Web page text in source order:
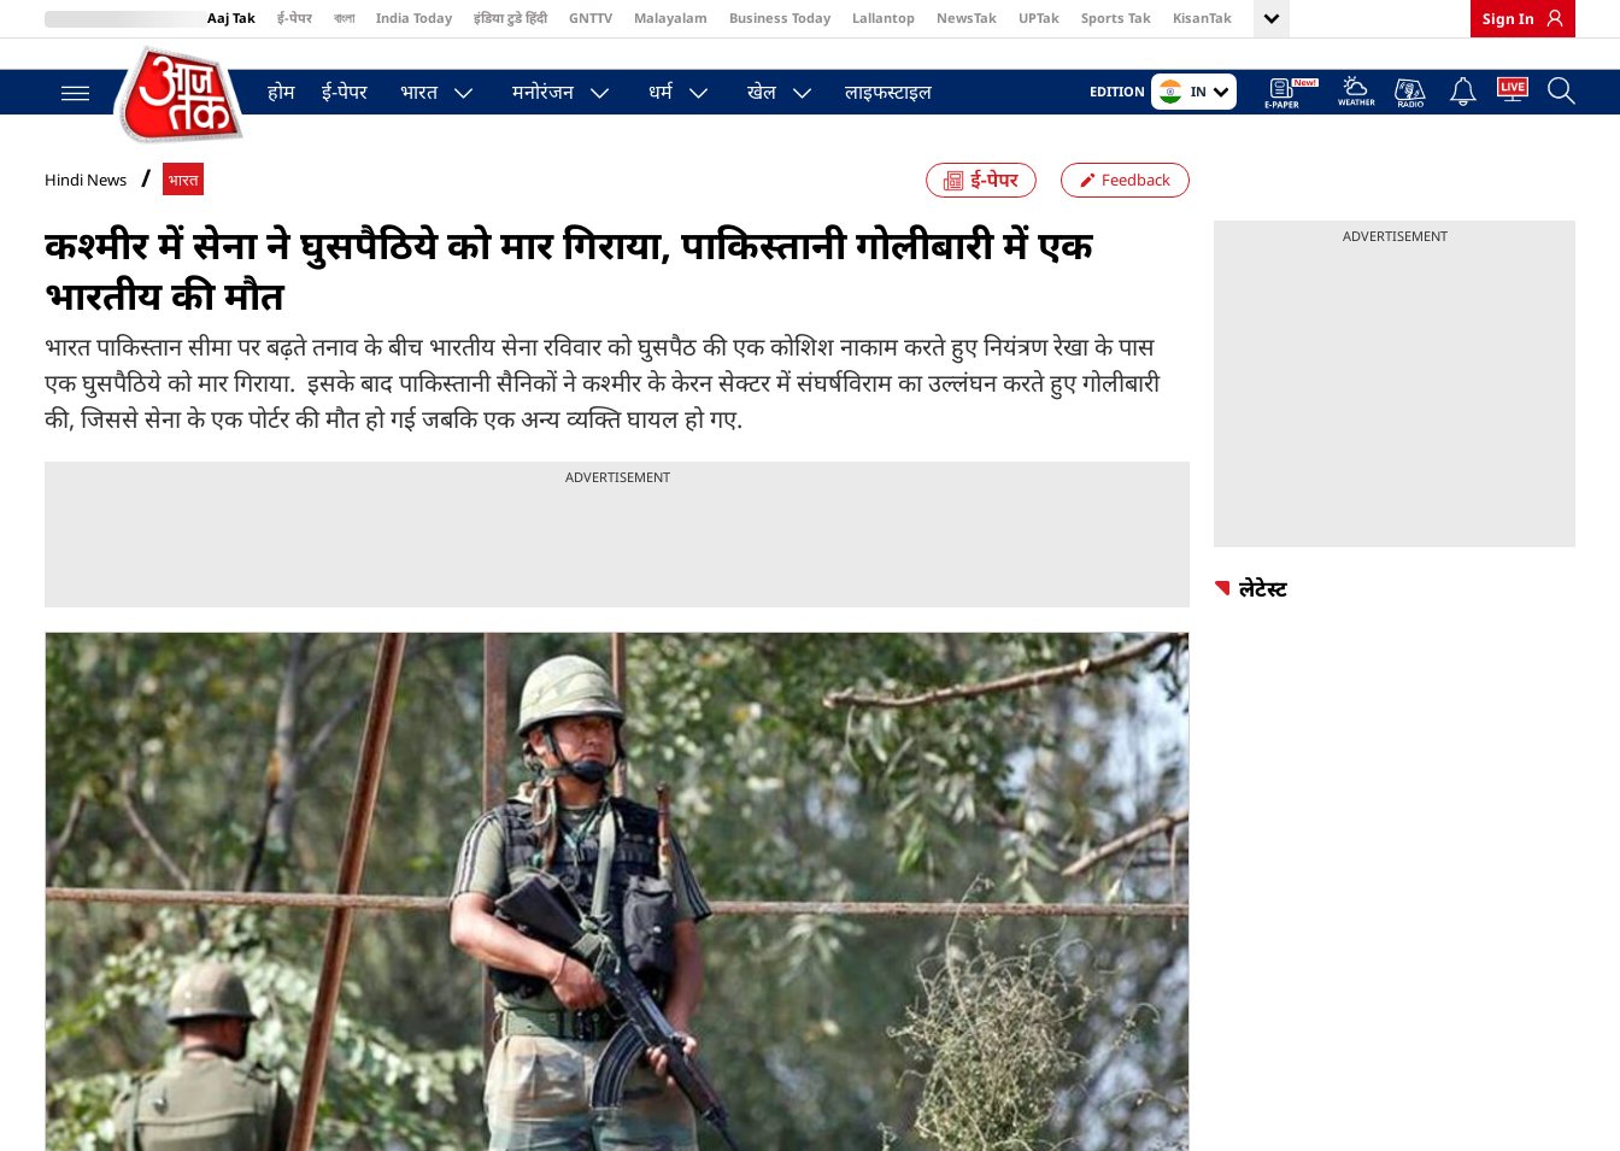
Aaj Tak ई-पेपर বাংলা India Today इंडिया टुडे हिंदी GNTTV Malayalam Business Today Lallantop NewsTak UPTak Sports Tak KisanTak
BT Bazaar
Sign In
होम ई-पेपर भारत मनोरंजन धर्म खेल लाइफस्टाइल EDITION IN
Hindi News भारत Feedback
कश्मीर में सेना ने घुसपैठिये को मार गिराया, पाकिस्तानी गोलीबारी में एक
भारतीय की मौत
भारत पाकिस्तान सीमा पर बढ़ते तनाव के बीच भारतीय सेना रविवार को घुसपैठ की एक कोशिश नाकाम करते हुए नियंत्रण रेखा के पास
एक घुसपैठिये को मार गिराया. इसके बाद पाकिस्तानी सैनिकों ने कश्मीर के केरन सेक्टर में संघर्षविराम का उल्लंघन करते हुए गोलीबारी
की, जिससे सेना के एक पोर्टर की मौत हो गई जबकि एक अन्य व्यक्ति घायल हो गए.
ADVERTISEMENT
ADVERTISEMENT
लेटेस्ट